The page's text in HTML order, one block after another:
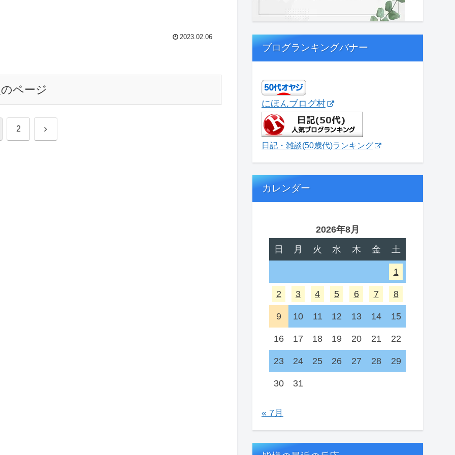
2023.02.06
ページ
2 次
ブログランキングバナー
にほんブログ村
日記・雑談(50歳代)ランキング
カレンダー
2026年8月
日
月 火 水 木 金 土
1
2 3 4 5 6 7 8
9 10 11 12 13 14 15
16 17 18 19 20 21 22
23 24 25 26 27 28 29
30 31
« 7月